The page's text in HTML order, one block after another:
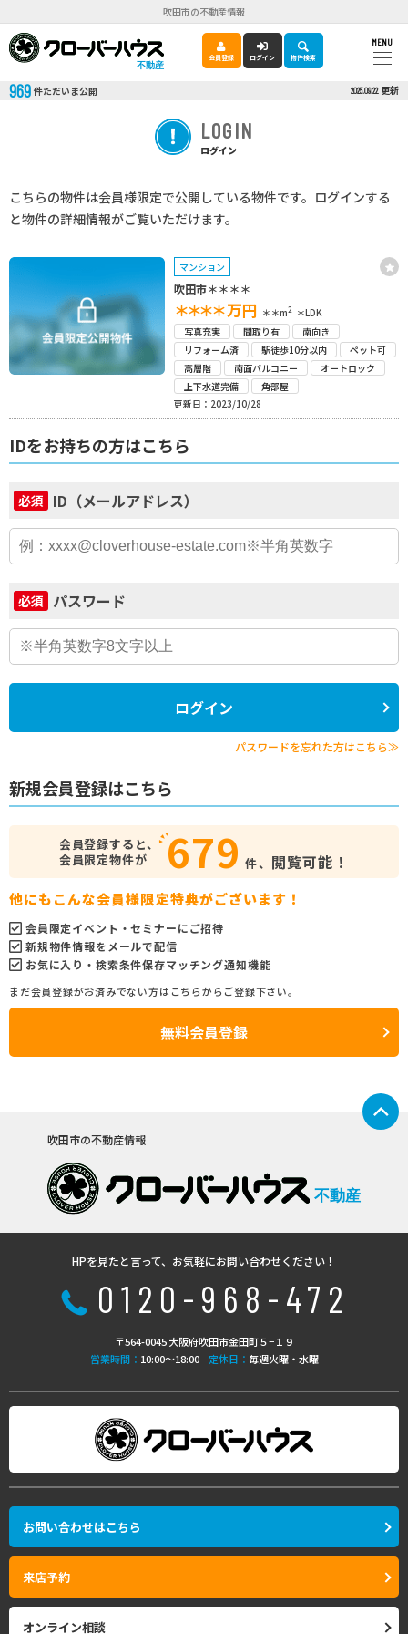
吹田市の不動産情報
不動産
会員登録 ログイン 物件検索
MENU
969 件ただいま公開 2025.09.22 更新
LOGIN
ログイン
こちらの物件は会員様限定で公開している物件です。ログインする
と物件の詳細情報がご覧いただけます。
マンション
吹田市＊＊＊＊
＊＊＊＊万円 ＊＊m2 ＊LDK
写真充実
間取り有
南向き
リフォーム済
駅徒歩10分以内
ペット可
高層階
南面バルコニー
オートロック
上下水道完備
角部屋
更新日：2023/10/28
IDをお持ちの方はこちら
必須 ID（メールアドレス）
必須 パスワード
ログイン
パスワードを忘れた方はこちら≫
新規会員登録はこちら
会員登録すると、
会員限定物件が
679 件、 閲覧可能！
他にもこんな会員様限定特典がございます！
会員限定イベント・セミナーにご招待
新規物件情報をメールで配信
お気に入り・検索条件保存マッチング通知機能
まだ会員登録がお済みでない方はこちらからご登録下さい。
無料会員登録
吹田市の不動産情報
不動産
HPを見たと言って、お気軽にお問い合わせください！
0120-968-472
〒564-0045 大阪府吹田市金田町５−１９
営業時間： 10:00〜18:00 定休日： 毎週火曜・水曜
お問い合わせはこちら
来店予約
オンライン相談